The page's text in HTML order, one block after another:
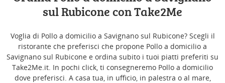
sul Rubicone con Take2Me
Voglia di Pollo a domicilio a Savignano sul Rubicone? Scegli il
ristorante che preferisci che propone Pollo a domicilio a
Savignano sul Rubicone e ordina subito i tuoi piatti preferiti su
Take2Me.it. In pochi click, ti consegneremo Pollo a domicilio
dove preferisci. A casa tua, in ufficio, in palestra o al mare,